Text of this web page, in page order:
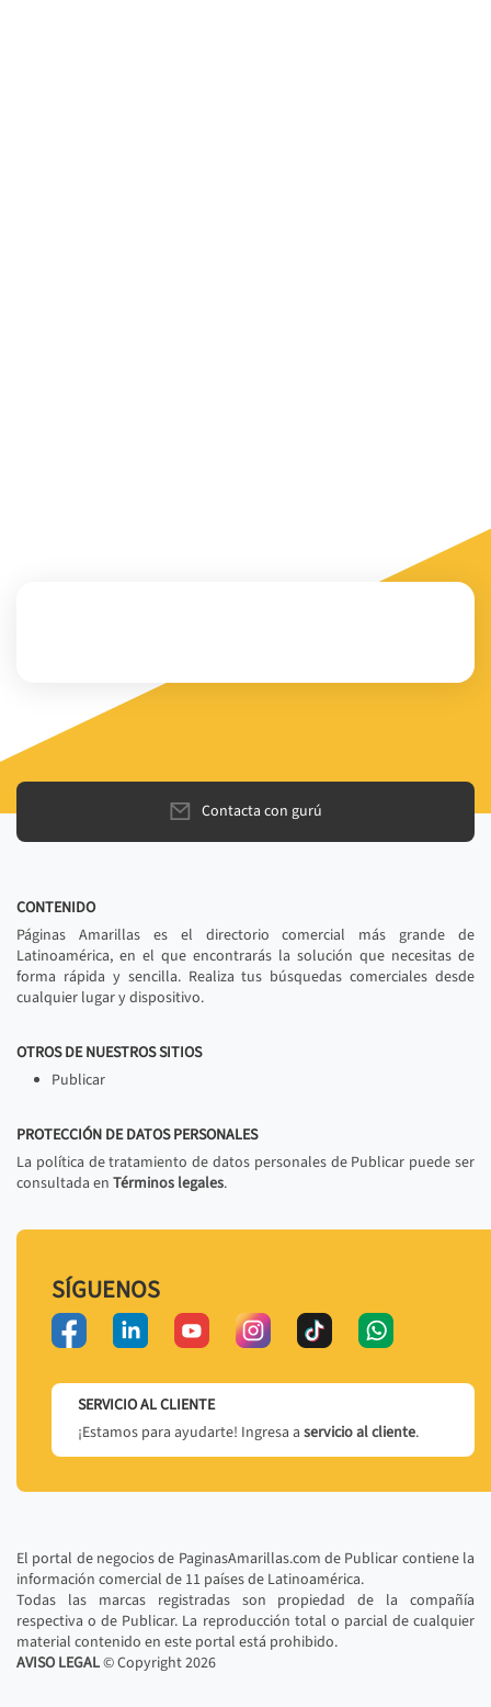
Contacta con gurú
CONTENIDO
Páginas Amarillas es el directorio comercial más grande de
Latinoamérica, en el que encontrarás la solución que necesitas de
forma rápida y sencilla. Realiza tus búsquedas comerciales desde
cualquier lugar y dispositivo.
OTROS DE NUESTROS SITIOS
Publicar
PROTECCIÓN DE DATOS PERSONALES
La política de tratamiento de datos personales de Publicar puede ser
consultada en Términos legales.
SÍGUENOS
SERVICIO AL CLIENTE
¡Estamos para ayudarte! Ingresa a servicio al cliente.
El portal de negocios de PaginasAmarillas.com de Publicar contiene la
información comercial de 11 países de Latinoamérica.
Todas las marcas registradas son propiedad de la compañía
respectiva o de Publicar. La reproducción total o parcial de cualquier
material contenido en este portal está prohibido.
AVISO LEGAL© Copyright2026